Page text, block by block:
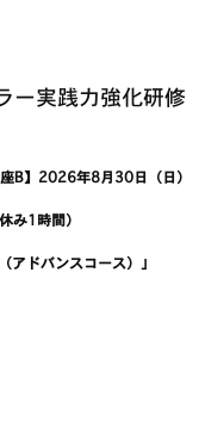
ー実践力強化研修
B】2026年8月30日（日）
1時間）
バンスコース）」